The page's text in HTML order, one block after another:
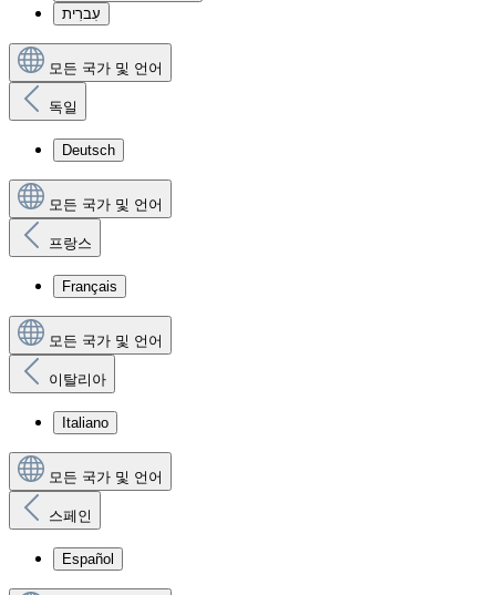
עִברִית
모든 국가 및 언어
독일
Deutsch
모든 국가 및 언어
프랑스
Français
모든 국가 및 언어
이탈리아
Italiano
모든 국가 및 언어
스페인
Español